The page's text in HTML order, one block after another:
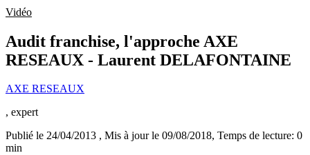
Vidéo
Audit franchise, l'approche AXE
RESEAUX - Laurent DELAFONTAINE
AXE RESEAUX
, expert
Publié le 24/04/2013 , Mis à jour le 09/08/2018, Temps de lecture: 0
min